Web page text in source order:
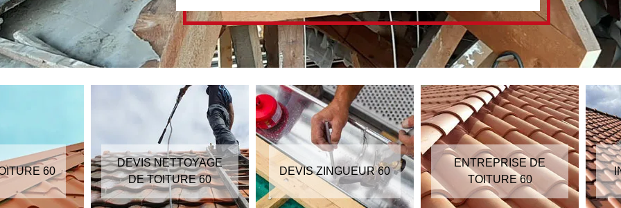
60
DEVIS NETTOYAGE
DE TOITURE 60
DEVIS ZINGUEUR 60
ENTREPRISE DE
TOITURE 60